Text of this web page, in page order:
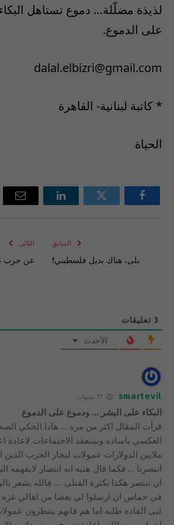
لذيذة مضلّلة… دموع تستاهل
على الدموع.
dalal.elbizri@gmail.com
* كاتبة لبنانية- القاهرة
الحياة
فيسبوك تويتر لينكدإن
البريد
السابق
بلى، هناك بديل فلسطيني!
التالي
عن حرب
3 تعليقات
الأحدث
smartevil 17 سنوات
البكاء على البشر … ودموع على الدموع
قرأت المقال اكثر من مره … هادا الحكي
العكسي ياساده وستعقد الاجتماعات
ملايين الدولارات عمولات لتجار الحرب
انتصرنا … فكما قال هنيه انه انتصار لايفهمه
ان ننتصر هكذا بكثرة القتلى …. فالله يشعر
في حماس ان ارسلوا لي بعضا من اهالي غزه
لبى القاده طلبه اما هم فانهم ينتظرون